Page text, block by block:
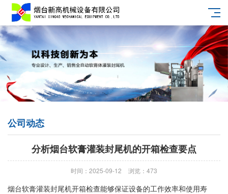
公司动态
分析烟台软膏灌装封尾机的开箱检查要点
时间：2025-09-12 浏览：473
烟台软膏灌装封尾机开箱检查能够保证设备的工作效率和使用寿